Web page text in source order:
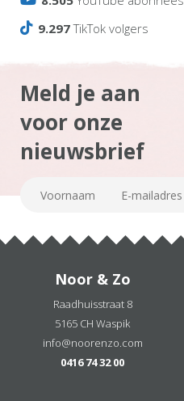
9.297TikTok volgers
Meld je aan
voor onze
nieuwsbrief
Noor & Zo
Raadhuisstraat 8
5165 CH Waspik
info@noorenzo.com
0416 74 32 00